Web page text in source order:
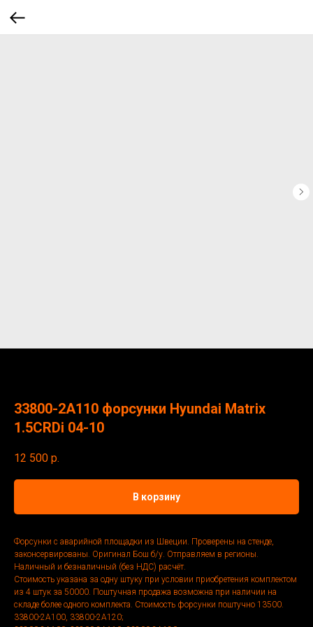
33800-2A110 форсунки Hyundai Matrix
1.5CRDi 04-10
12 500 р.
В корзину
Форсунки с аварийной площадки из Швеции. Проверены на стенде,
законсервированы. Оригинал Бош б/у. Отправляем в регионы.
Наличный и безналичный (без НДС) расчёт.
Стоимость указана за одну штуку при условии приобретения комплектом
из 4 штук за 50000. Поштучная продажа возможна при наличии на
складе более одного комплекта. Стоимость форсунки поштучно 13500.
33800-2A100, 33800-2A120;